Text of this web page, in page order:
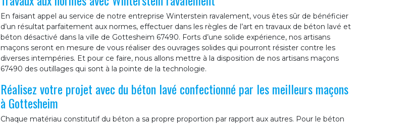
En faisant appel au service de notre entreprise Winterstein ravalement, vous êtes sûr de bénéficier
d’un résultat parfaitement aux normes, effectuer dans les règles de l’art en travaux de béton lavé et
béton désactivé dans la ville de Gottesheim 67490. Forts d’une solide expérience, nos artisans
maçons seront en mesure de vous réaliser des ouvrages solides qui pourront résister contre les
diverses intempéries. Et pour ce faire, nous allons mettre à la disposition de nos artisans maçons
67490 des outillages qui sont à la pointe de la technologie.
Réalisez votre projet avec du béton lavé confectionné par les meilleurs maçons
à Gottesheim
Chaque matériau constitutif du béton a sa propre proportion par rapport aux autres. Pour le béton